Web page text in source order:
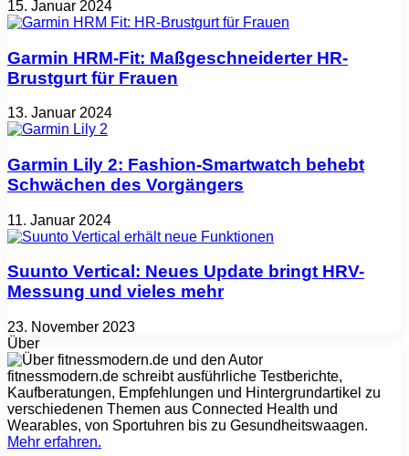
15. Januar 2024
Garmin HRM-Fit: Maßgeschneiderter HR-
Brustgurt für Frauen
13. Januar 2024
Garmin Lily 2: Fashion-Smartwatch behebt
Schwächen des Vorgängers
11. Januar 2024
Suunto Vertical: Neues Update bringt HRV-
Messung und vieles mehr
23. November 2023
Über
fitnessmodern.de schreibt ausführliche Testberichte,
Kaufberatungen, Empfehlungen und Hintergrundartikel zu
verschiedenen Themen aus Connected Health und
Wearables, von Sportuhren bis zu Gesundheitswaagen.
Mehr erfahren.